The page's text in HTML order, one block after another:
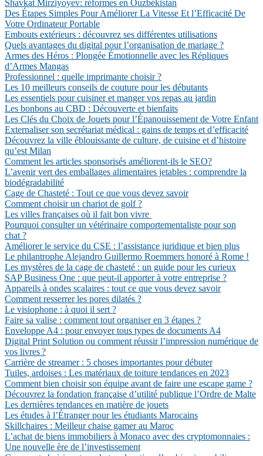
Shavkat Mirziyoyev: réformes en Ouzbékistan
Des Étapes Simples Pour Améliorer La Vitesse Et l’Efficacité De
Votre Ordinateur Portable
Embouts extérieurs : découvrez ses différentes utilisations
Quels avantages du digital pour l’organisation de mariage ?
Armes des Héros : Plongée Émotionnelle avec les Répliques
d’Armes Mangas
Professionnel : quelle imprimante choisir ?
Les 10 meilleurs conseils de couture pour les débutants
Les essentiels pour cuisiner et manger vos repas au jardin
Les bonbons au CBD : Découverte et bienfaits
Les Clés du Choix de Jouets pour l’Épanouissement de Votre Enfant
Externaliser son secrétariat médical : gains de temps et d’efficacité
Découvrez la ville éblouissante de culture, de cuisine et d’histoire
qu’est Milan
Comment les articles sponsorisés améliorent-ils le SEO?
L’avenir vert des emballages alimentaires jetables : comprendre la
biodégradabilité
Cage de Chasteté : Tout ce que vous devez savoir
Comment choisir un chariot de golf ?
Les villes françaises où il fait bon vivre
Pourquoi consulter un vétérinaire comportementaliste pour son
chat ?
Améliorer le service du CSE : l’assistance juridique et bien plus
Le philantrophe Alejandro Guillermo Roemmers honoré à Rome !
Les mystères de la cage de chasteté : un guide pour les curieux
SAP Business One : que peut-il apporter à votre entreprise ?
Appareils à ondes scalaires : tout ce que vous devez savoir
Comment resserrer les pores dilatés ?
Le visiophone : à quoi il sert ?
Faire sa valise : comment tout organiser en 3 étapes ?
Enveloppe A4 : pour envoyer tous types de documents A4
Digital Print Solution ou comment réussir l’impression numérique de
vos livres ?
Carrière de streamer : 5 choses importantes pour débuter
Tuiles, ardoises : Les matériaux de toiture tendances en 2023
Comment bien choisir son équipe avant de faire une escape game ?
Découvrez la fondation française d’utilité publique l’Ordre de Malte
Les dernières tendances en matière de jouets
Les études à l’Étranger pour les étudiants Marocains
Skillchaires : Meilleur chaise gamer au Maroc
L’achat de biens immobiliers à Monaco avec des cryptomonnaies :
Une nouvelle ère de l’investissement